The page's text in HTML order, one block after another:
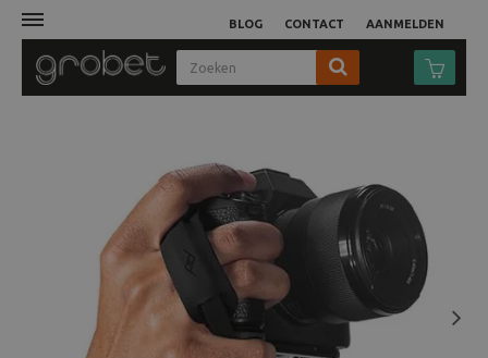
AANMELDEN
BLOG CONTACT
Objectieven
Tassen